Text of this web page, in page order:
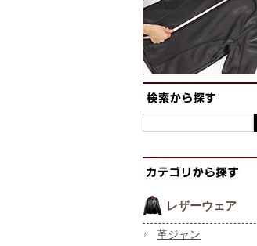
レザーウェア
革ジャン